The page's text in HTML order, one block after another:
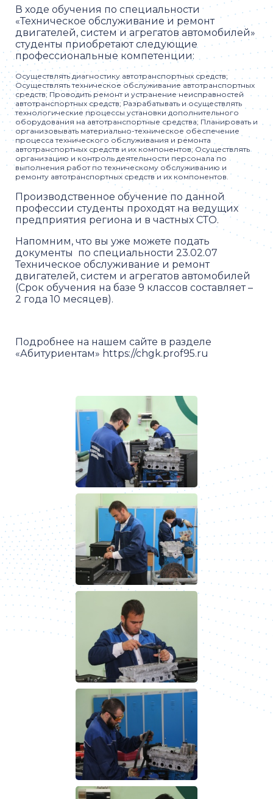
В ходе обучения по специальности
«Техническое обслуживание и ремонт
двигателей, систем и агрегатов автомобилей»
студенты приобретают следующие
профессиональные компетенции:
Осуществлять диагностику автотранспортных средств;
Осуществлять техническое обслуживание автотранспортных
средств; Проводить ремонт и устранение неисправностей
автотранспортных средств; Разрабатывать и осуществлять
технологические процессы установки дополнительного
оборудования на автотранспортные средства; Планировать и
организовывать материально-техническое обеспечение
процесса технического обслуживания и ремонта
автотранспортных средств и их компонентов; Осуществлять
организацию и контроль деятельности персонала по
выполнения работ по техническому обслуживанию и
ремонту автотранспортных средств и их компонентов.
Производственное обучение по данной
профессии студенты проходят на ведущих
предприятия региона и в частных СТО.
Напомним, что вы уже можете подать
документы по специальности 23.02.07
Техническое обслуживание и ремонт
двигателей, систем и агрегатов автомобилей
(Срок обучения на базе 9 классов составляет –
2 года 10 месяцев).
Подробнее на нашем сайте в разделе
«Абитуриентам» https://chgk.prof95.ru